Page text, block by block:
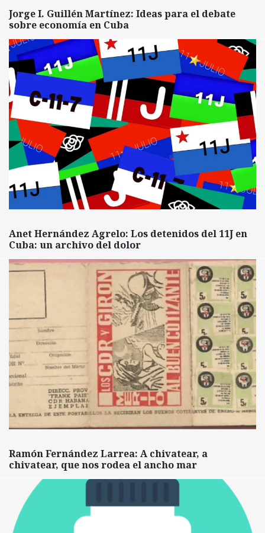
Jorge I. Guillén Martínez: Ideas para el debate
sobre economía en Cuba
Anet Hernández Agrelo: Los detenidos del 11J en
Cuba: un archivo del dolor
Ramón Fernández Larrea: A chivatear, a
chivatear, que nos rodea el ancho mar